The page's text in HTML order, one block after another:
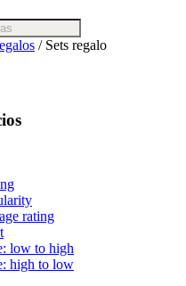
/ Sets regalo
rating
low to high
high to low